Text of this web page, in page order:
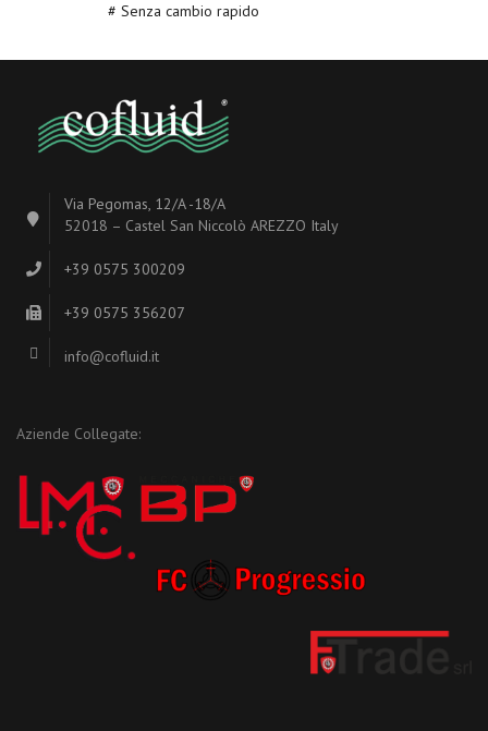
# Senza cambio rapido
Via Pegomas, 12/A -18/A
52018 – Castel San Niccolò AREZZO Italy
+39 0575 300209
+39 0575 356207
info@cofluid.it
Aziende Collegate: